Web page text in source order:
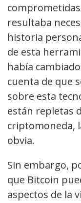
resultaba
historia
de esta
había
cuenta de que
sobre esta
están repletas
criptomoneda,
obvia.
Sin embargo,
que Bitcoin
aspectos de la